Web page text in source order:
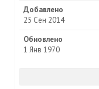
Добавлено
25 Сен 2014
Обновлено
1 Янв 1970